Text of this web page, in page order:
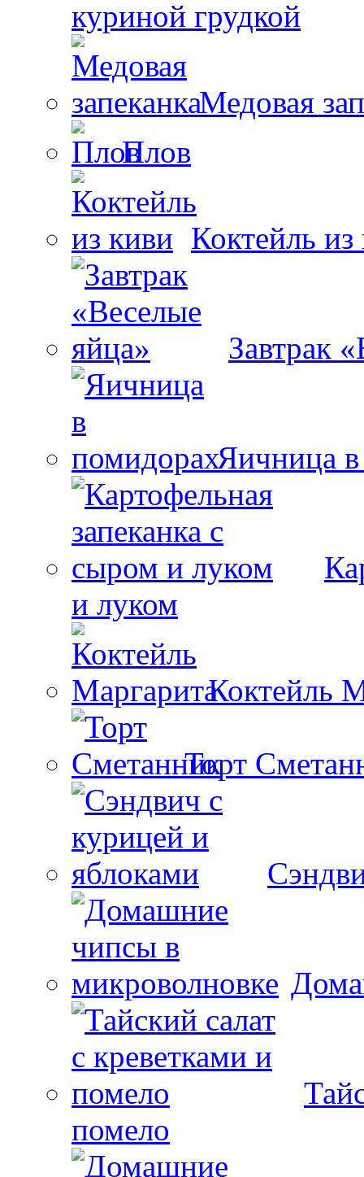
куриной грудкой
Медовая
Плов
Коктейль из
Завтрак
Яичница
и луком
Коктейль
Торт
помело